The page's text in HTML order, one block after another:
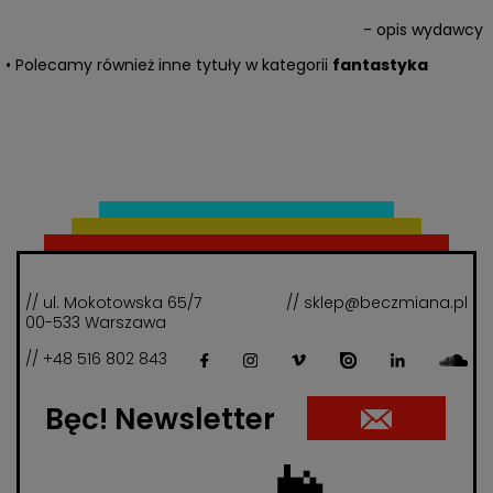
- opis wydawcy
• Polecamy również inne tytuły w kategorii fantastyka
// ul. Mokotowska 65/7
00-533 Warszawa
// sklep@beczmiana.pl
// +48 516 802 843
Bęc! Newsletter